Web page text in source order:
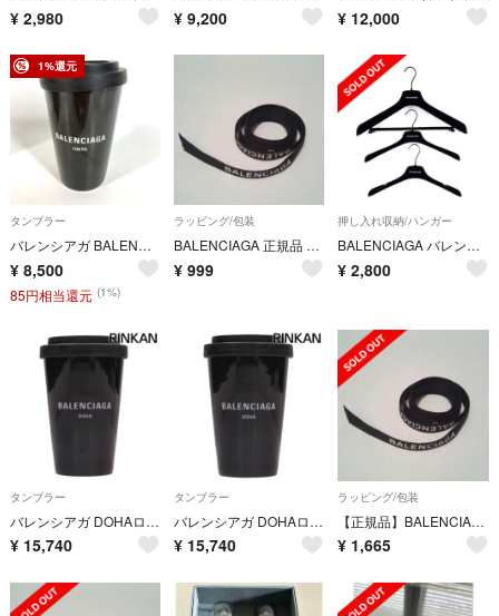
¥ 2,980 ¥ 9,200 ¥ 12,000
1%還元
タンブラー
バレンシアガ BALENCIAGA ロゴ 東京 TOKYO 666275 コップ カップ 蓋付き 食器 インテリア タンブラー 陶器 ブラック
¥ 8,500
85円相当還元 (1%)
ラッピング/包装
BALENCIAGA 正規品 リボン
¥ 999
押し入れ収納/ハンガー
BALENCIAGA バレンシアガ ハンガー 3本セット 3種類 その他ファッション雑貨 プラスチック ブラック ユニセックス【中古】
¥ 2,800
タンブラー
バレンシアガ DOHAロゴプリントタンブラー メンズ
¥ 15,740
タンブラー
バレンシアガ DOHAロゴプリントタンブラー メンズ
¥ 15,740
ラッピング/包装
【正規品】BALENCIAGA リボン
¥ 1,665